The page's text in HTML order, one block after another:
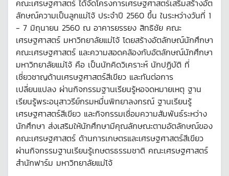
คณะเศรษฐศาสตร์ ได้จัดโครงการเศรษฐศาสตร์เสริมสร้างอัต
ลักษณ์ความเป็นลูกแม่โจ้ ประจำปี 2560 ขึ้น ในระหว่างวันที่ 1
- 7 มิถุนายน 2560 ณ อาคารยรรยง สิทธิชัย คณะ
เศรษฐศาสตร์ มหาวิทยาลัยแม่โจ้ โดยสร้างอัตลักษณ์นักศึกษา
คณะเศรษฐศาสตร์ และความสอดคล้องกับอัตลักษณ์นักศึกษา
มหาวิทยาลัยแม่โจ้ คือ เป็นนักคิดวิเคราะห์ นักปฏิบัติ ที่
เชี่ยวชาญด้านเศรษฐศาสตร์สีเขียว และทันต่อการ
เปลี่ยนแปลง ผ่านกิจกรรมฐานเรียนรู้หอจดหมายเหตุ ฐาน
เรียนรู้พระอนุสาวรีย์กรมหมื่นพิทยาลงกรณ์ ฐานเรียนรู้
เศรษฐศาสตร์สีเขียว และกิจกรรมเชื่อมความสัมพันธ์ระหว่าง
นักศึกษา ส่งเสริมให้นักศึกษามีคุณลักษณะตามอัตลักษณ์ของ
คณะเศรษฐศาสตร์ ด้านการเกษตรและเศรษฐศาสตร์สีเขียว
ผ่านกิจกรรมฐานเรียนรู้เกษตรธรรมชาติ คณะเศรษฐศาสตร์
สำนักฟาร์ม มหาวิทยาลัยแม่โจ้